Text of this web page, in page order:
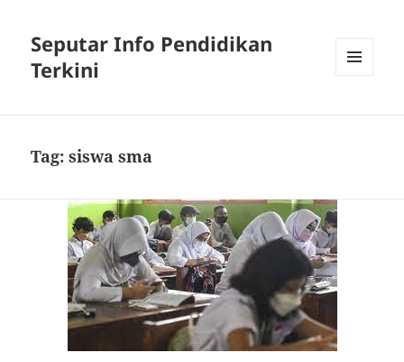
Seputar Info Pendidikan
Terkini
Tag:siswa sma